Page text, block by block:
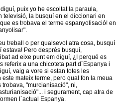
puix yo he escoltat la paraula,
televisió, la busquí en el diccionari en
es trobava el terme espanyolisació! en
treball o per qualsevol atra cosa, busquí
estava! Pero després busquí,
ad eixe punt em diguí, ¿I perqué es
referix a una chicoteta part d´Espanya i
vaig a vore si estan totes les
mateix terme, pero qual fon la meua
"murcianisació", ni,
i segurament, cap atra de
l´actual Espanya.